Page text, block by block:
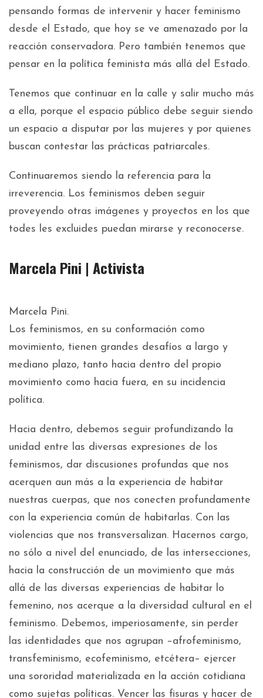
pensando formas de intervenir y hacer feminismo
desde el Estado, que hoy se ve amenazado por la
reacción conservadora. Pero también tenemos que
pensar en la política feminista más allá del Estado.
Tenemos que continuar en la calle y salir mucho más
a ella, porque el espacio público debe seguir siendo
un espacio a disputar por las mujeres y por quienes
buscan contestar las prácticas patriarcales.
Continuaremos siendo la referencia para la
irreverencia. Los feminismos deben seguir
proveyendo otras imágenes y proyectos en los que
todes les excluides puedan mirarse y reconocerse.
Marcela Pini | Activista
Marcela Pini.
Los feminismos, en su conformación como
movimiento, tienen grandes desafíos a largo y
mediano plazo, tanto hacia dentro del propio
movimiento como hacia fuera, en su incidencia
política.
Hacia dentro, debemos seguir profundizando la
unidad entre las diversas expresiones de los
feminismos, dar discusiones profundas que nos
acerquen aun más a la experiencia de habitar
nuestras cuerpas, que nos conecten profundamente
con la experiencia común de habitarlas. Con las
violencias que nos transversalizan. Hacernos cargo,
no sólo a nivel del enunciado, de las intersecciones,
hacia la construcción de un movimiento que más
allá de las diversas experiencias de habitar lo
femenino, nos acerque a la diversidad cultural en el
feminismo. Debemos, imperiosamente, sin perder
las identidades que nos agrupan –afrofeminismo,
transfeminismo, ecofeminismo, etcétera– ejercer
una sororidad materializada en la acción cotidiana
como sujetas políticas. Vencer las fisuras y hacer de